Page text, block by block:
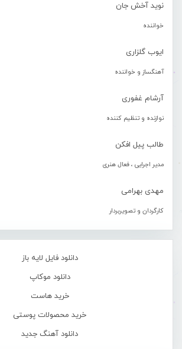
نوید آخش جان
خواننده
ایوب گلزاری
آهنگساز و خواننده
آرشام غفوری
نوازنده و تنظیم کننده
طالب پیل افکن
مدیر اجرایی ، فعال هنری
مهدی بهرامی
کارگردان و تصویربردار
دانلود فایل لایه باز
دانلود موکاپ
خرید هاست
خرید محصولات پوستی
دانلود آهنگ جدید